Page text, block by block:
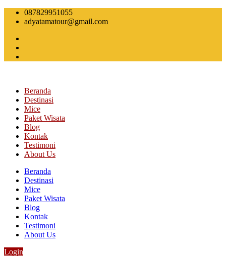
Skip
087829951055
adyatamatour@gmail.com
Beranda
Destinasi
Mice
Paket Wisata
Blog
Kontak
Testimoni
About Us
Beranda
Destinasi
Mice
Paket Wisata
Blog
Kontak
Testimoni
About Us
Login